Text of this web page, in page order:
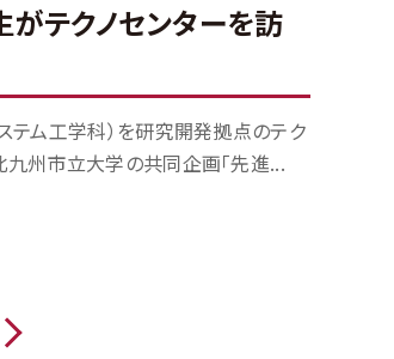
テクノセンターを訪
ム工学科）を研究開発拠点のテク
九州市立大学の共同企画「先進...